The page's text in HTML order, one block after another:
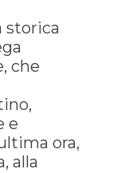
storica
che
e
ora,
alla